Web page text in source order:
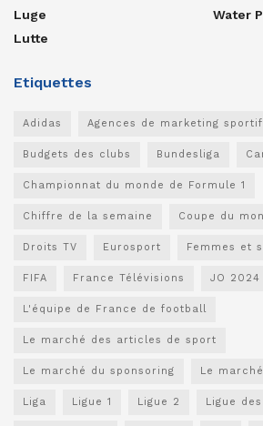
Luge
Lutte
Water
Etiquettes
Adidas Agences de marketing sportif
Budgets des clubs Bundesliga
Championnat du monde de Formule 1
Chiffre de la semaine Coupe du
Droits TV Eurosport Femmes et
FIFA France Télévisions JO 2024
L'équipe de France de football
Le marché des articles de sport
Le marché du sponsoring Le
Liga Ligue 1 Ligue 2 Ligue